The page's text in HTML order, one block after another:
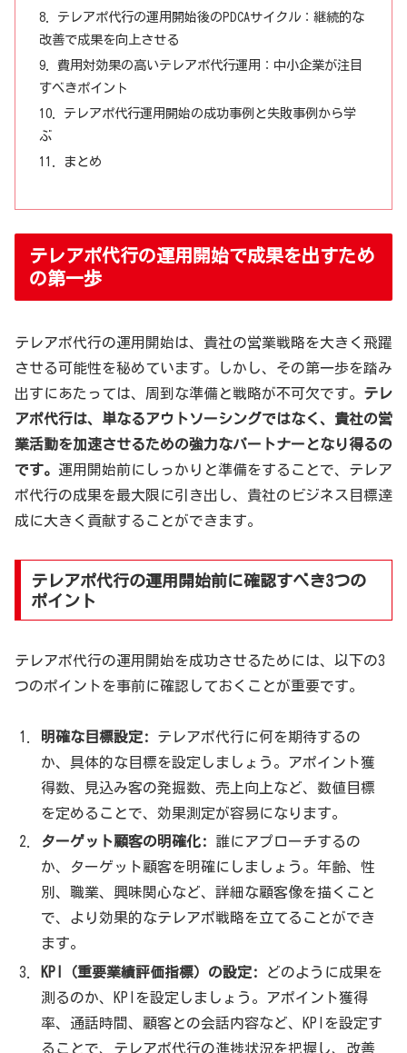
テレアポ代行の運用開始後のPDCAサイクル：継続的な
改善で成果を向上させる
費用対効果の高いテレアポ代行運用：中小企業が注目
すべきポイント
テレアポ代行運用開始の成功事例と失敗事例から学
ぶ
まとめ
テレアポ代行の運用開始で成果を出すため
の第一歩
テレアポ代行の運用開始は、貴社の営業戦略を大きく飛躍
させる可能性を秘めています。しかし、その第一歩を踏み
出すにあたっては、周到な準備と戦略が不可欠です。 テレ
アポ代行は、単なるアウトソーシングではなく、貴社の営
業活動を加速させるための強力なパートナーとなり得るの
です。 運用開始前にしっかりと準備をすることで、テレア
ポ代行の成果を最大限に引き出し、貴社のビジネス目標達
成に大きく貢献することができます。
テレアポ代行の運用開始前に確認すべき3つの
ポイント
テレアポ代行の運用開始を成功させるためには、以下の3
つのポイントを事前に確認しておくことが重要です。
明確な目標設定:
テレアポ代行に何を期待するの
か、具体的な目標を設定しましょう。アポイント獲
得数、見込み客の発掘数、売上向上など、数値目標
を定めることで、効果測定が容易になります。
ターゲット顧客の明確化:
誰にアプローチするの
か、ターゲット顧客を明確にしましょう。年齢、性
別、職業、興味関心など、詳細な顧客像を描くこと
で、より効果的なテレアポ戦略を立てることができ
ます。
KPI（重要業績評価指標）の設定:
どのように成果を
測るのか、KPIを設定しましょう。アポイント獲得
率、通話時間、顧客との会話内容など、KPIを設定す
ることで、テレアポ代行の進捗状況を把握し、改善